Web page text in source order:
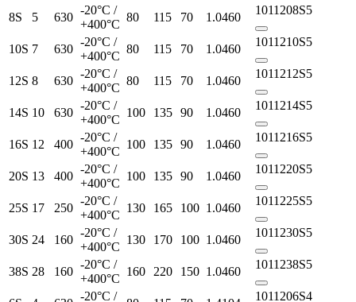
8S 5 630
-20°C /
+400°C
80 115 70 1.0460
1011208S5
10S 7 630
-20°C /
+400°C
80 115 70 1.0460
1011210S5
12S 8 630
-20°C /
+400°C
80 115 70 1.0460
1011212S5
14S 10 630
-20°C /
+400°C
100 135 90 1.0460
1011214S5
16S 12 400
-20°C /
+400°C
100 135 90 1.0460
1011216S5
20S 13 400
-20°C /
+400°C
100 135 90 1.0460
1011220S5
25S 17 250
-20°C /
+400°C
130 165 100 1.0460
1011225S5
30S 24 160
-20°C /
+400°C
130 170 100 1.0460
1011230S5
38S 28 160
-20°C /
+400°C
160 220 150 1.0460
1011238S5
-20°C / 1011206S4